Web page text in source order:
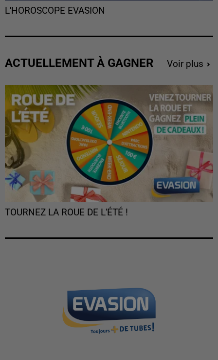
L'HOROSCOPE EVASION
ACTUELLEMENT À GAGNER Voir plus
TOURNEZ LA ROUE DE L'ÉTÉ !